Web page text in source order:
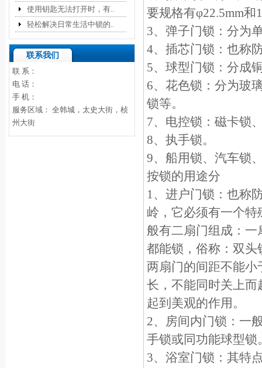
使用钥匙无法打开时，有..
轻松解决日常生活中锁的..
联系我们
联 系：
电 话：
手 机：
服务区域： 全韩城，太史大街，桢
州大街
要规格有φ22.5mm和
3、弹子门锁：分为
4、插芯门锁：也称
5、球型门锁：分成
6、花色锁：分为玻
锁等。
7、电控锁：磁卡锁
8、执手锁。
9、船用锁、汽车锁
按锁的用途分
1、进户门锁：也称
岭，它必须有一个
般有二扇门组成：
都能锁，俗称：双
两扇门的间距不能小
长，不能同时关上
起到美观的作用。
2、房间内门锁：一
手锁或同功能球型锁
3、浴室门锁：其特